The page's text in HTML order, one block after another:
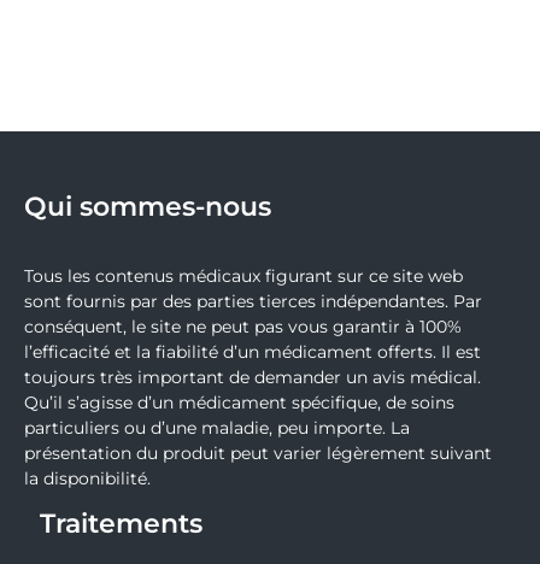
Qui sommes-nous
Tous les contenus médicaux figurant sur ce site web
sont fournis par des parties tierces indépendantes. Par
conséquent, le site ne peut pas vous garantir à 100%
l’efficacité et la fiabilité d’un médicament offerts. Il est
toujours très important de demander un avis médical.
Qu’il s’agisse d’un médicament spécifique, de soins
particuliers ou d’une maladie, peu importe. La
présentation du produit peut varier légèrement suivant
la disponibilité.
Traitements